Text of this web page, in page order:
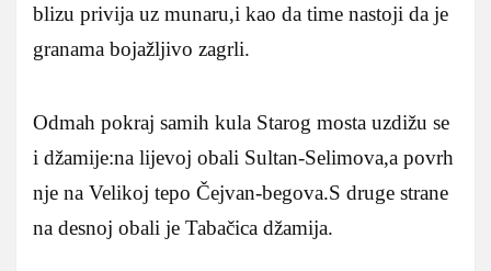
blizu privija uz munaru,i kao da time nastoji da je
granama bojažljivo zagrli.
Odmah pokraj samih kula Starog mosta uzdižu se
i džamije:na lijevoj obali Sultan-Selimova,a povrh
nje na Velikoj tepo Čejvan-begova.S druge strane
na desnoj obali je Tabačica džamija.